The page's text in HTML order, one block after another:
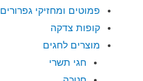
פמוטים ומחזיקי גפרורים
קופות צדקה
מוצרים לחגים
חגי תשרי